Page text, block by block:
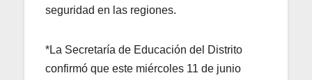
seguridad en las regiones.
*La Secretaría de Educación del Distrito
confirmó que este miércoles 11 de junio